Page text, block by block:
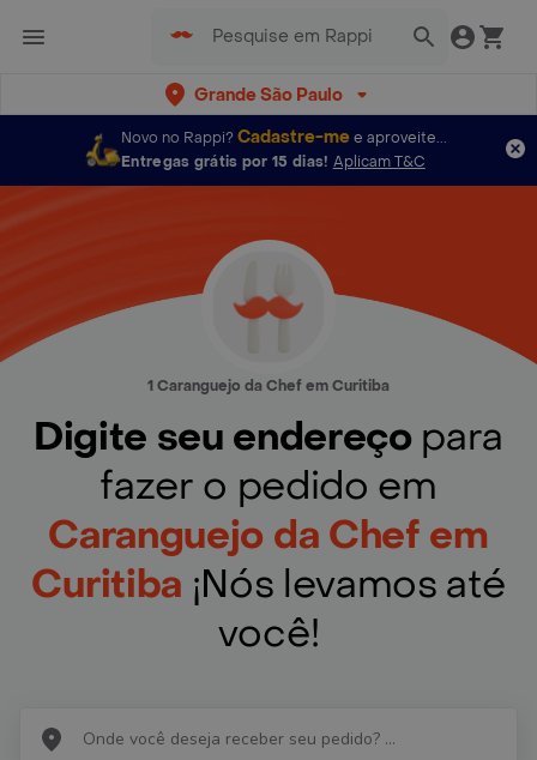
Grande São Paulo
Novo no Rappi? Cadastre-mee aproveite...
Entregas grátis por 15 dias! Aplicam T&C
1 Caranguejo da Chef em Curitiba
Digite seu endereço para
fazer o pedido em
Caranguejo da Chef em
Curitiba ¡Nós levamos até
você!